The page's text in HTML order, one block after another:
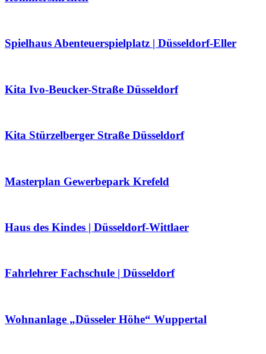
Spielhaus Abenteuerspielplatz | Düsseldorf-Eller
Kita Ivo-Beucker-Straße Düsseldorf
Kita Stürzelberger Straße Düsseldorf
Masterplan Gewerbepark Krefeld
Haus des Kindes | Düsseldorf-Wittlaer
Fahrlehrer Fachschule | Düsseldorf
Wohnanlage „Düsseler Höhe“ Wuppertal